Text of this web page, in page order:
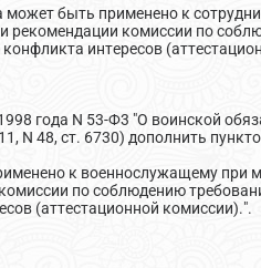
быть применено к
рекомендации комиссии по
интересов
года N 53-Ф3 "О воинской
N 48, ст. 6730) дополнить
к военнослужащему при
по соблюдению
(аттестационной комиссии).".